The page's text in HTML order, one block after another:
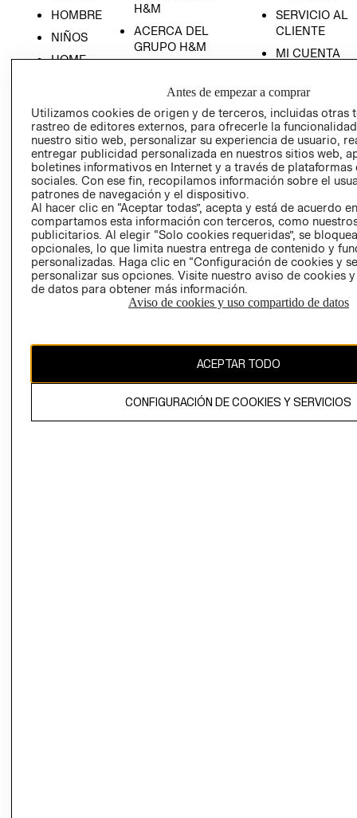
HOMBRE
NIÑOS
HOME
H&M
ACERCA DEL
GRUPO H&M
SOCIAL
PRENSA
RELACIÓN CON
INVERSIONISTAS
POLÍTICA
EMPRESARIAL
SERVICIO AL
CLIENTE
MI CUENTA
TIENDAS
- RETIRO EN
TIENDA
TÉRMINOS Y
CONDICIONES
AVISO DE
PRIVACIDAD
GIFT CARD
AVISO DE
COOKIES
CAMBIAR REGIÓN
Antes de empezar a comprar
Utilizamos cookies de origen y de terceros, incluidas otras
rastreo de editores externos, para ofrecerle la
nuestro sitio web, personalizar su experiencia de usuario,
entregar publicidad personalizada en nuestros sitios web,
boletines informativos en Internet y a través de plataformas
sociales. Con ese fin, recopilamos información sobre el
patrones de navegación y el dispositivo.
Al hacer clic en “Aceptar todas”, acepta y está de acuerdo
compartamos esta información con terceros, como
publicitarios. Al elegir “Solo cookies requeridas”, se
opcionales, lo que limita nuestra entrega de contenido y
personalizadas. Haga clic en “Configuración de cookies y
personalizar sus opciones. Visite nuestro aviso de cookies
de datos para obtener más información.
Aviso de cookies y uso compartido de datos
ACEPTAR TODO
CONFIGURACIÓN DE COOKIES Y SERVICIOS